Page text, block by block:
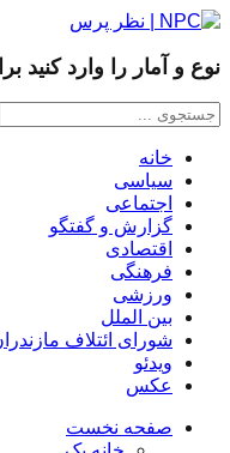
نوع و آمار را وارد کنید
خانه
سیاسی
اجتماعی
گزارش و گفتگو
اقتصادی
فرهنگی
ورزشی
بین الملل
شورای ائتلاف
ویدئو
عکس
صفحه نخست